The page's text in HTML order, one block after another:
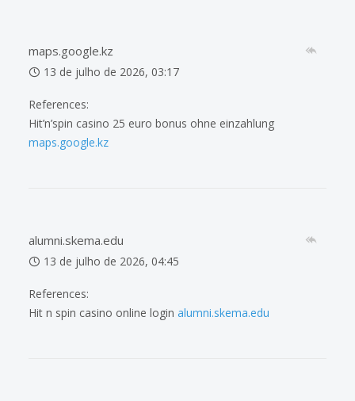
maps.google.kz
13 de julho de 2026, 03:17
References:
Hit’n’spin casino 25 euro bonus ohne einzahlung
maps.google.kz
alumni.skema.edu
13 de julho de 2026, 04:45
References:
Hit n spin casino online login alumni.skema.edu